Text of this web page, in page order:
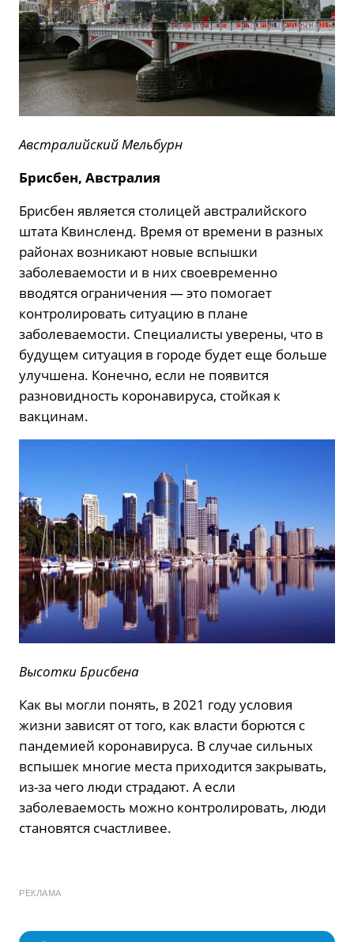
Австралийский Мельбурн
Брисбен, Австралия
Брисбен является столицей австралийского
штата Квинсленд. Время от времени в разных
районах возникают новые вспышки
заболеваемости и в них своевременно
вводятся ограничения — это помогает
контролировать ситуацию в плане
заболеваемости. Специалисты уверены, что в
будущем ситуация в городе будет еще больше
улучшена. Конечно, если не появится
разновидность коронавируса, стойкая к
вакцинам.
Высотки Брисбена
Как вы могли понять, в 2021 году условия
жизни зависят от того, как власти борются с
пандемией коронавируса. В случае сильных
вспышек многие места приходится закрывать,
из-за чего люди страдают. А если
заболеваемость можно контролировать, люди
становятся счастливее.
РЕКЛАМА